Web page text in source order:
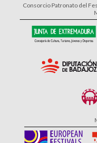
Consorcio Patronato del